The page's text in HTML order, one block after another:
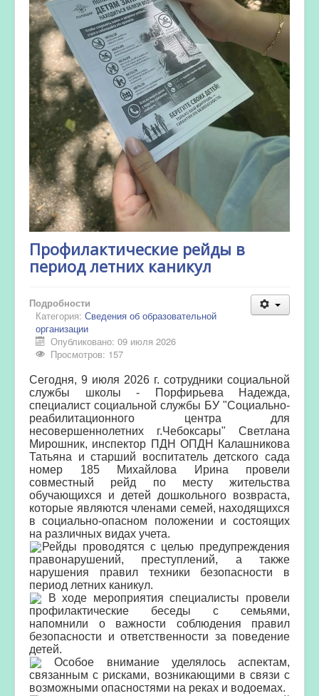
Профилактические рейды в
период летних каникул
Подробности
Категория: Сведения об образовательной
организации
Опубликовано: 09 июля 2026
Просмотров: 157
Сегодня, 9 июля 2026 г. сотрудники социальной
службы школы - Порфирьева Надежда,
специалист социальной службы БУ "Социально-
реабилитационного центра для
несовершеннолетних г.Чебоксары" Светлана
Мирошник, инспектор ПДН ОПДН Калашникова
Татьяна и старший воспитатель детского сада
номер 185 Михайлова Ирина провели
совместный рейд по месту жительства
обучающихся и детей дошкольного возвраста,
которые являются членами семей, находящихся
в социально-опасном положении и состоящих
на различных видах учета.
Рейды проводятся с целью предупреждения
правонарушений, преступлений, а также
нарушения правил техники безопасности в
период летних каникул.
В ходе мероприятия специалисты провели
профилактические беседы с семьями,
напомнили о важности соблюдения правил
безопасности и ответственности за поведение
детей.
Особое внимание уделялось аспектам,
связанным с рисками, возникающими в связи с
возможными опасностями на реках и водоемах.